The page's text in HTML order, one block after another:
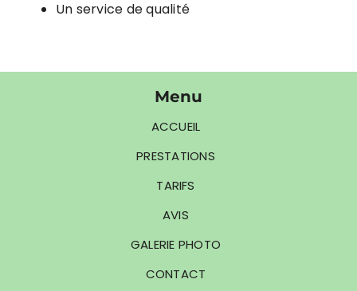
Un service de qualité
Menu
ACCUEIL
PRESTATIONS
TARIFS
AVIS
GALERIE PHOTO
CONTACT